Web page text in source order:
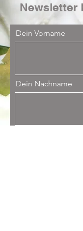
Newsletter
Dein Vorname
Dein Nachname